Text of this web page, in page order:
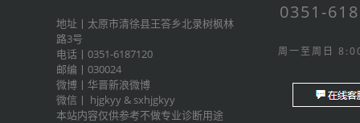
地址丨太原市清徐县王答乡北录树枫林
路3号
电话丨0351-6187120
邮编丨030024
微博丨 华晋新浪微博
微信丨 hjgkyy & sxhjgkyy
本站内容仅供参考不做专业诊断用途
0351-
周一至周日